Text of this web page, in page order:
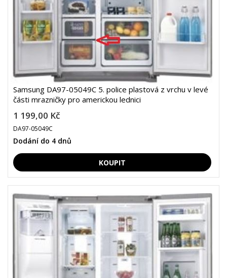
Samsung DA97-05049C 5. police plastová z vrchu v levé
části mrazničky pro americkou lednici
1 199,00 Kč
DA97-05049C
Dodání do 4 dnů